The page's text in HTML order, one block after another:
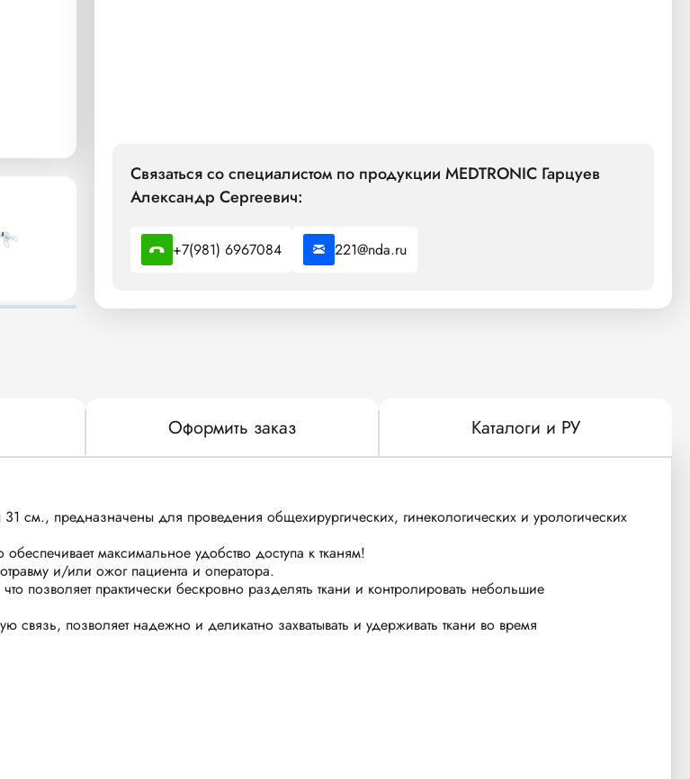
Связаться со специалистом по продукции MEDTRONIC Гарцуев
Александр Сергеевич:
+7(981) 6967084 221@nda.ru
Оформить заказ Каталоги и РУ
см., предназначены для проведения общехирургических, гинекологических и урологических
максимальное удобство доступа к тканям!
и/или ожог пациента и оператора.
практически бескровно разделять ткани и контролировать небольшие
позволяет надежно и деликатно захватывать и удерживать ткани во время